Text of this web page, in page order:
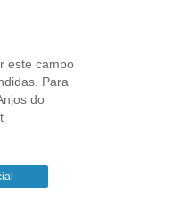
este campo
Para
do